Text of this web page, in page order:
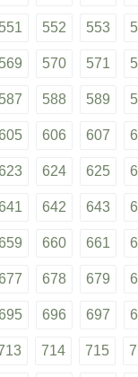
551 552 553
569 570 571
587 588 589
606 607
624 625
642 643
660 661
678 679
696 697
714 715